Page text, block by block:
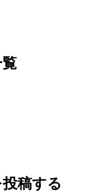
稿する